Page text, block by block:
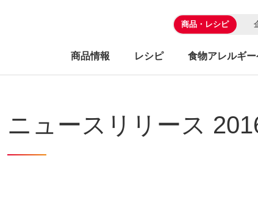
商品・レシピ
商品情報 レシピ 食物アレルギ
ニュースリリース